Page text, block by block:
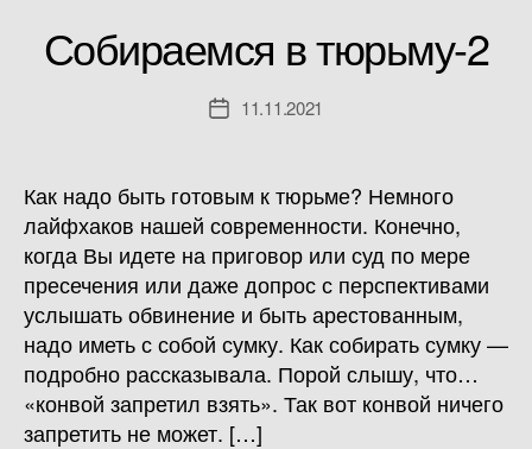
Собираемся в тюрьму-2
Дата11.11.2021
Как надо быть готовым к тюрьме? Немного
лайфхаков нашей современности. Конечно,
когда Вы идете на приговор или суд по мере
пресечения или даже допрос с перспективами
услышать обвинение и быть арестованным,
надо иметь с собой сумку. Как собирать сумку —
подробно рассказывала. Порой слышу, что…
«конвой запретил взять». Так вот конвой ничего
запретить не может. […]